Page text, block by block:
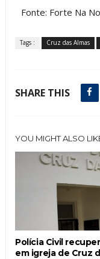
Fonte: Forte Na
Tags : Cruz das Almas
SHARE THIS
YOU MIGHT ALSO
Polícia Civil
em igreja de Cruz